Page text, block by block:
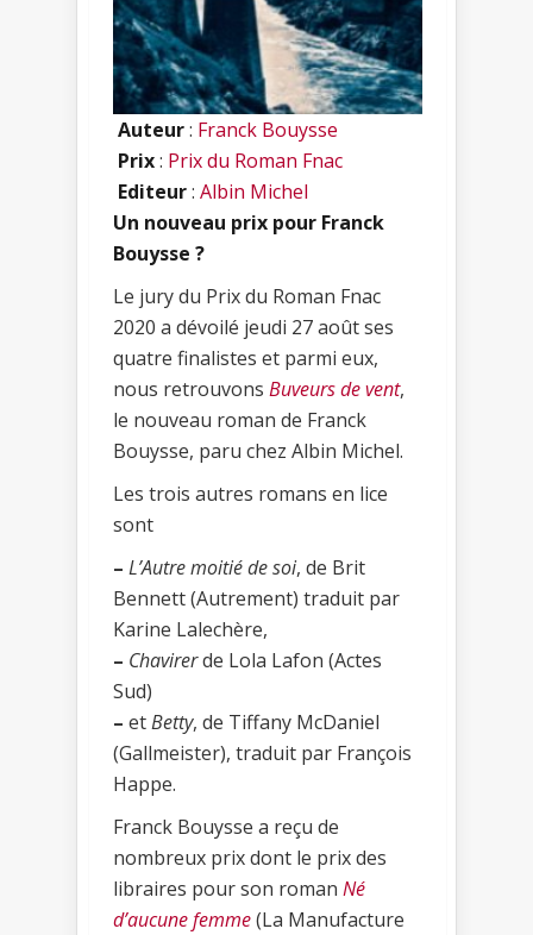
Auteur: Franck Bouysse
Prix: Prix du Roman Fnac
Editeur: Albin Michel
Un nouveau prix pour Franck
Bouysse ?
Le jury du Prix du Roman Fnac
2020 a dévoilé jeudi 27 août ses
quatre finalistes et parmi eux,
nous retrouvons Buveurs de vent,
le nouveau roman de Franck
Bouysse, paru chez Albin Michel.
Les trois autres romans en lice
sont
– L’Autre moitié de soi, de Brit
Bennett (Autrement) traduit par
Karine Lalechère,
– Chavirerde Lola Lafon (Actes
Sud)
– etBetty, de Tiffany McDaniel
(Gallmeister), traduit par François
Happe.
Franck Bouysse a reçu de
nombreux prix dont le prix des
libraires pour son roman Né
d’aucune femme(La Manufacture